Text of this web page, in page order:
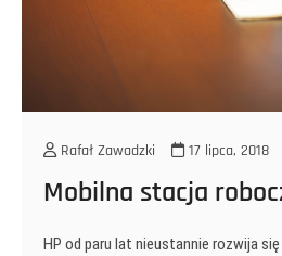
Rafał Zawadzki 17 lipca, 2018
Mobilna stacja
HP od paru lat nieustannie rozwija